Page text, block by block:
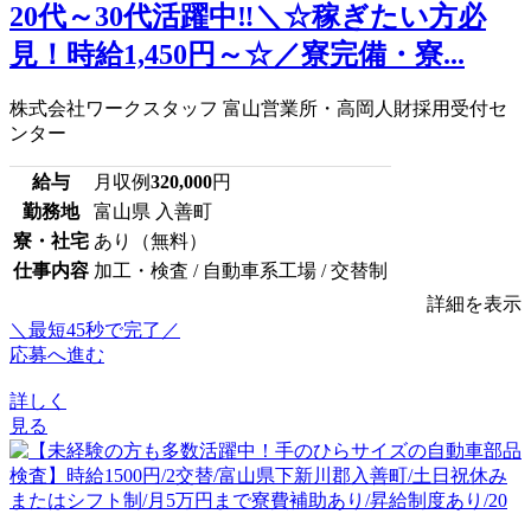
20代～30代活躍中‼＼☆稼ぎたい方必
見！時給1,450円～☆／寮完備・寮...
株式会社ワークスタッフ 富山営業所・高岡人財採用受付セ
ンター
給与 月収例320,000円
勤務地
富山県 入善町
寮・社宅 あり（無料）
仕事内容 加工・検査 / 自動車系工場 / 交替制
詳細を表示
＼最短45秒で完了／
応募へ進む
詳しく
見る